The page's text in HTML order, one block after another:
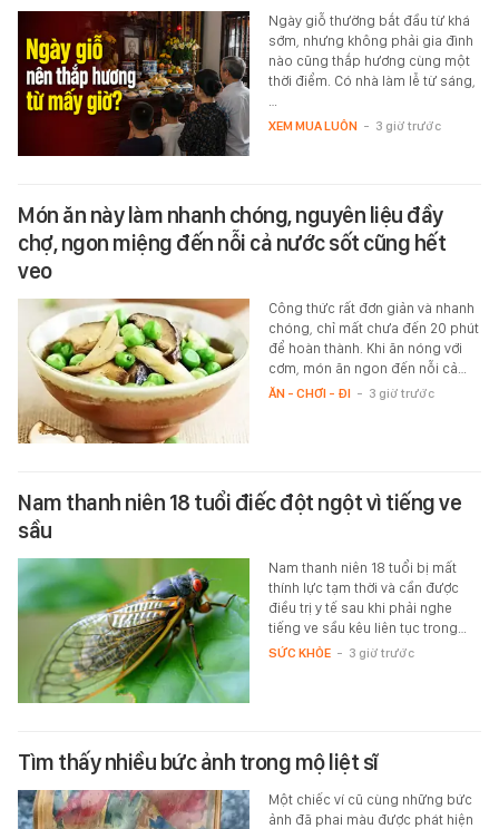
Ngày giỗ thường bắt đầu từ khá
sớm, nhưng không phải gia đình
nào cũng thắp hương cùng một
thời điểm. Có nhà làm lễ từ sáng,
XEM MUA LUÔN - 3 giờ trước
Món ăn này làm nhanh chóng, nguyên liệu đầy
chợ, ngon miệng đến nỗi cả nước sốt cũng hết
veo
Công thức rất đơn giản và nhanh
chóng, chỉ mất chưa đến 20 phút
để hoàn thành. Khi ăn nóng với
cơm, món ăn ngon đến nỗi cả…
ĂN - CHƠI - ĐI - 3 giờ trước
Nam thanh niên 18 tuổi điếc đột ngột vì tiếng ve
sầu
Nam thanh niên 18 tuổi bị mất
thính lực tạm thời và cần được
điều trị y tế sau khi phải nghe
tiếng ve sầu kêu liên tục trong…
SỨC KHỎE - 3 giờ trước
Tìm thấy nhiều bức ảnh trong mộ liệt sĩ
Một chiếc ví cũ cùng những bức
ảnh đã phai màu được phát hiện